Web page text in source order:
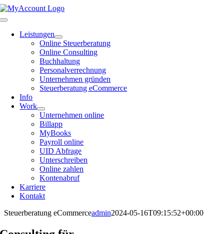
Zum
Inhalt
Toggle
NavigationLeistungen
Online Steuerberatung
Online Consulting
Buchhaltung
Personalverrechnung
Unternehmen gründen
Steuerberatung eCommerce
Info
Work
Unternehmen online
Billapp
MyBooks
Payroll online
UID Abfrage
Unterschreiben
Online zahlen
Kontenabruf
Karriere
Kontakt
Steuerberatung eCommerceadmin2024-05-16T09:15:52+00:00